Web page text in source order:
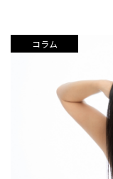
コラム